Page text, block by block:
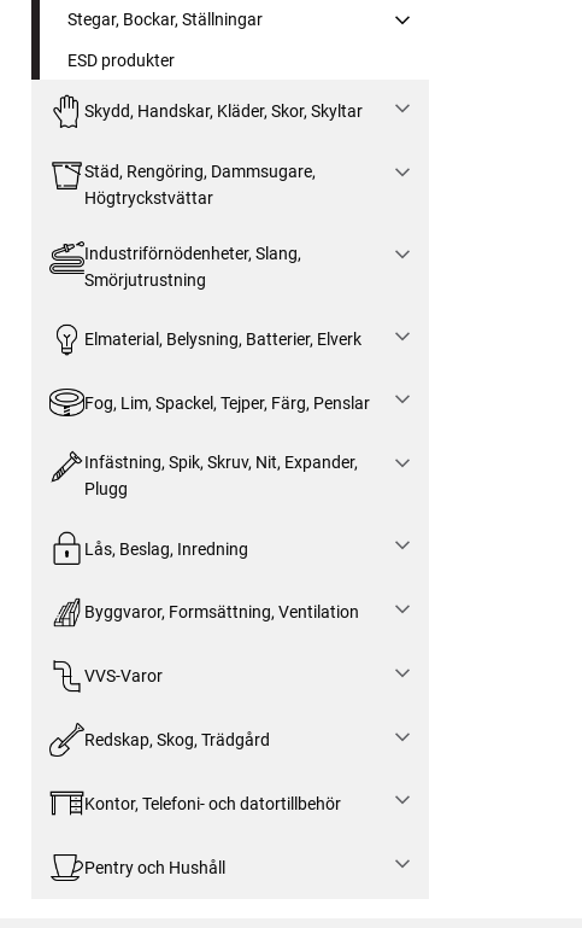
Stegar, Bockar, Ställningar
ESD produkter
Skydd, Handskar, Kläder, Skor, Skyltar
Städ, Rengöring, Dammsugare,
Högtryckstvättar
Industriförnödenheter, Slang,
Smörjutrustning
Elmaterial, Belysning, Batterier, Elverk
Fog, Lim, Spackel, Tejper, Färg, Penslar
Infästning, Spik, Skruv, Nit, Expander,
Plugg
Lås, Beslag, Inredning
Byggvaror, Formsättning, Ventilation
VVS-Varor
Redskap, Skog, Trädgård
Kontor, Telefoni- och datortillbehör
Pentry och Hushåll